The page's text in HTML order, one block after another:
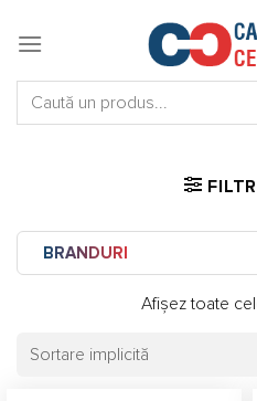
BRANDURI
Afișez toate